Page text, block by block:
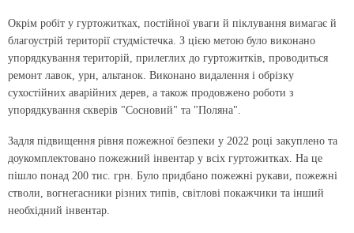
Окрім робіт у гуртожитках, постійної уваги й піклування вимагає й
благоустрій території студмістечка. З цією метою було виконано
упорядкування територій, прилеглих до гуртожитків, проводиться
ремонт лавок, урн, альтанок. Виконано видалення і обрізку
сухостійних аварійних дерев, а також продовжено роботи з
упорядкування скверів "Сосновий" та "Поляна".
Задля підвищення рівня пожежної безпеки у 2022 році закуплено та
доукомплектовано пожежний інвентар у всіх гуртожитках. На це
пішло понад 200 тис. грн. Було придбано пожежні рукави, пожежні
стволи, вогнегасники різних типів, світлові покажчики та інший
необхідний інвентар.